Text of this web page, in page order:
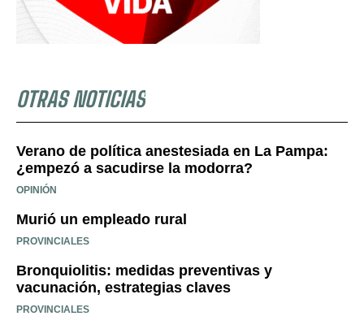
OTRAS NOTICIAS
Verano de política anestesiada en La Pampa:
¿empezó a sacudirse la modorra?
OPINIÓN
Murió un empleado rural
PROVINCIALES
Bronquiolitis: medidas preventivas y
vacunación, estrategias claves
PROVINCIALES